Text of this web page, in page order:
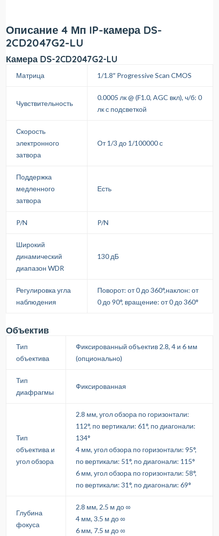
Описание 4 Мп IP-камера DS-
2CD2047G2-LU
Камера DS-2CD2047G2-LU
Матрица 1/1.8″ Progressive Scan CMOS
Чувствительность
0.0005 лк @ (F1.0, AGC вкл), ч/б: 0
лк с подсветкой
Скорость
электронного
затвора
От 1/3 до 1/100000 с
Поддержка
медленного
затвора
Есть
P/N P/N
Широкий
динамический
диапазон WDR
130 дБ
Регулировка угла
наблюдения
Поворот: от 0 до 360°,наклон: от
0 до 90°, вращение: от 0 до 360°
Объектив
Тип
объектива
Фиксированный объектив 2.8, 4 и 6 мм
(опционально)
Тип
диафрагмы
Фиксированная
Тип
объектива и
угол обзора
2.8 мм, угол обзора по горизонтали:
112°, по вертикали: 61°, по диагонали:
134°
4 мм, угол обзора по горизонтали: 95°,
по вертикали: 51°, по диагонали: 115°
6 мм, угол обзора по горизонтали: 58°,
по вертикали: 31°, по диагонали: 69°
Глубина
фокуса
2.8 мм, 2.5 м до ∞
4 мм, 3.5 м до ∞
6 мм, 7.5 м до ∞